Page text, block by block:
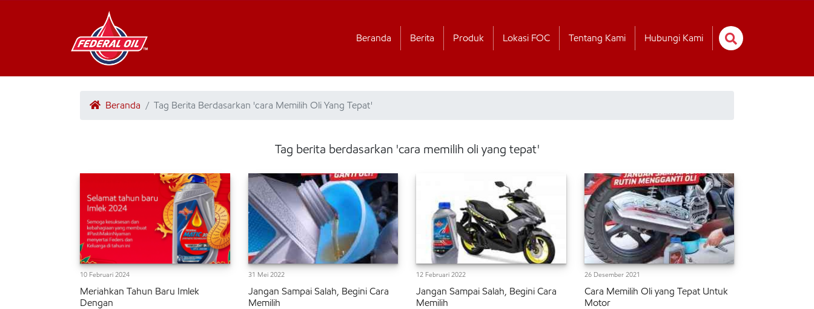
Beranda Berita Produk Lokasi FOC Tentang Kami Hubungi Kami
Beranda Tag Berita Berdasarkan 'cara Memilih Oli Yang Tepat'
Tag berita berdasarkan 'cara memilih oli yang tepat'
10 Februari 2024
Meriahkan Tahun Baru Imlek
Dengan
31 Mei 2022
Jangan Sampai Salah, Begini Cara
Memilih
12 Februari 2022
Jangan Sampai Salah, Begini Cara
Memilih
26 Desember 2021
Cara Memilih Oli yang Tepat Untuk
Motor